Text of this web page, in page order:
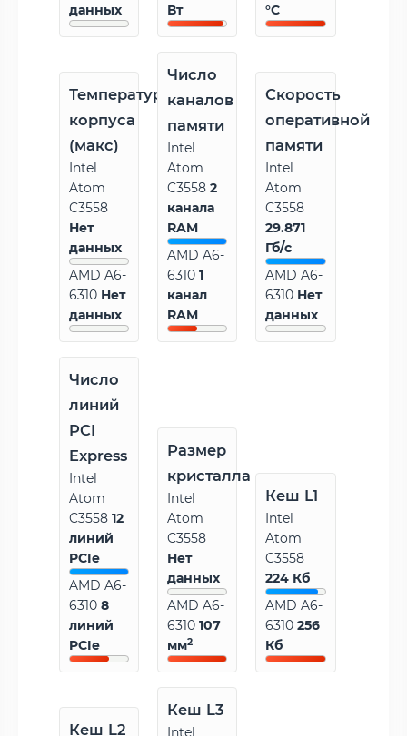
данных
Вт
°C
Температура
корпуса
(макс)
Intel
Atom
C3558
Нет
данных
AMD A6-
6310 Нет
данных
Число
каналов
памяти
Intel
Atom
C35582
канала
RAM
AMD A6-
63101
канал
RAM
Скорость
оперативной
памяти
Intel
Atom
C3558
29.871
Гб/с
AMD A6-
6310 Нет
данных
Число
линий
PCI
Express
Intel
Atom
C3558 12
линий
PCIe
AMD A6-
6310 8
линий
PCIe
Размер
кристалла
Intel
Atom
C3558
Нет
данных
AMD A6-
6310107
мм2
Кеш L1
Intel
Atom
C3558
224 Кб
AMD A6-
6310256
Кб
Кеш L2
Кеш L3
Intel